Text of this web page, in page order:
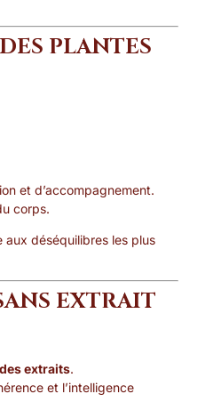
PLANTES
et d’accompagnement.
corps.
déséquilibres les plus
EXTRAIT
extraits.
et l’intelligence